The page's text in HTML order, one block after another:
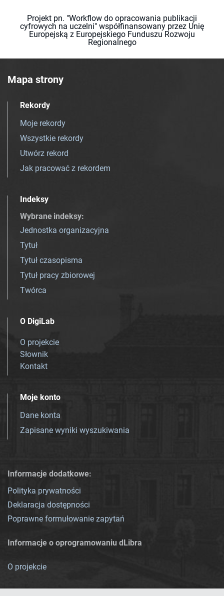
Projekt pn. "Workflow do opracowania publikacji
cyfrowych na uczelni" współfinansowany przez Unię
Europejską z Europejskiego Funduszu Rozwoju
Regionalnego
Mapa strony
Rekordy
Moje rekordy
Wszystkie rekordy
Utwórz rekord
Jak pracować z rekordem
Indeksy
Wybrane indeksy:
Jednostka organizacyjna
Tytuł
Tytuł czasopisma
Tytuł pracy zbiorowej
Twórca
O DigiLab
O projekcie
Słownik
Kontakt
Moje konto
Dane konta
Zapisane wyniki wyszukiwania
Informacje dodatkowe:
Polityka prywatności
Deklaracja dostępności
Poprawne formułowanie zapytań
Informacje o oprogramowaniu dLibra
O projekcie